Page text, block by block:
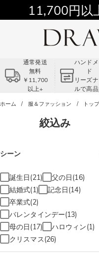
11,700円以
Summer Sale!!
コ
通常発送
無料
￥11,700
以上+
ハンドメ
ド
リーズ
ルで高
ホーム 服＆ファッション トッ
絞込み
シーン
誕生日(21)
父の日(16)
結婚式(1)
記念日(14)
卒業式(2)
バレンタインデー(13)
母の日(17)
ハロウィン(1)
クリスマス(26)